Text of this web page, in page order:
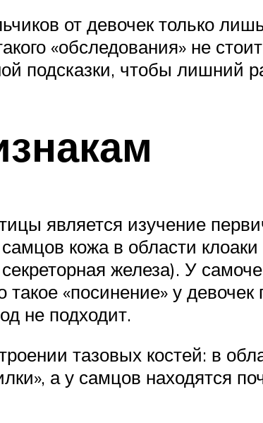
от девочек только
«обследования» не
подсказки, чтобы лишний
является изучение
кожа в области
железа). У
«посинение» у
не подходит.
тазовых костей: в
а у самцов находятся